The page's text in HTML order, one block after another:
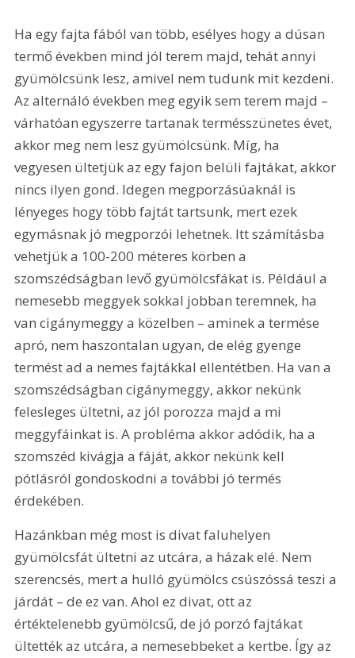
Ha egy fajta fából van több, esélyes hogy a dúsan
termő években mind jól terem majd, tehát annyi
gyümölcsünk lesz, amivel nem tudunk mit kezdeni.
Az alternáló években meg egyik sem terem majd –
várhatóan egyszerre tartanak termésszünetes évet,
akkor meg nem lesz gyümölcsünk. Míg, ha
vegyesen ültetjük az egy fajon belüli fajtákat, akkor
nincs ilyen gond. Idegen megporzásúaknál is
lényeges hogy több fajtát tartsunk, mert ezek
egymásnak jó megporzói lehetnek. Itt számításba
vehetjük a 100-200 méteres körben a
szomszédságban levő gyümölcsfákat is. Például a
nemesebb meggyek sokkal jobban teremnek, ha
van cigánymeggy a közelben – aminek a termése
apró, nem haszontalan ugyan, de elég gyenge
termést ad a nemes fajtákkal ellentétben. Ha van a
szomszédságban cigánymeggy, akkor nekünk
felesleges ültetni, az jól porozza majd a mi
meggyfáinkat is. A probléma akkor adódik, ha a
szomszéd kivágja a fáját, akkor nekünk kell
pótlásról gondoskodni a további jó termés
érdekében.
Hazánkban még most is divat faluhelyen
gyümölcsfát ültetni az utcára, a házak elé. Nem
szerencsés, mert a hulló gyümölcs csúszóssá teszi a
járdát – de ez van. Ahol ez divat, ott az
értéktelenebb gyümölcsű, de jó porzó fajtákat
ültették az utcára, a nemesebbeket a kertbe. Így az